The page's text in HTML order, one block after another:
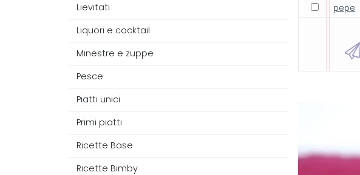
Lievitati
Liquori e cocktail
Minestre e zuppe
Pesce
Piatti unici
Primi piatti
Ricette Base
Ricette Bimby
pepe